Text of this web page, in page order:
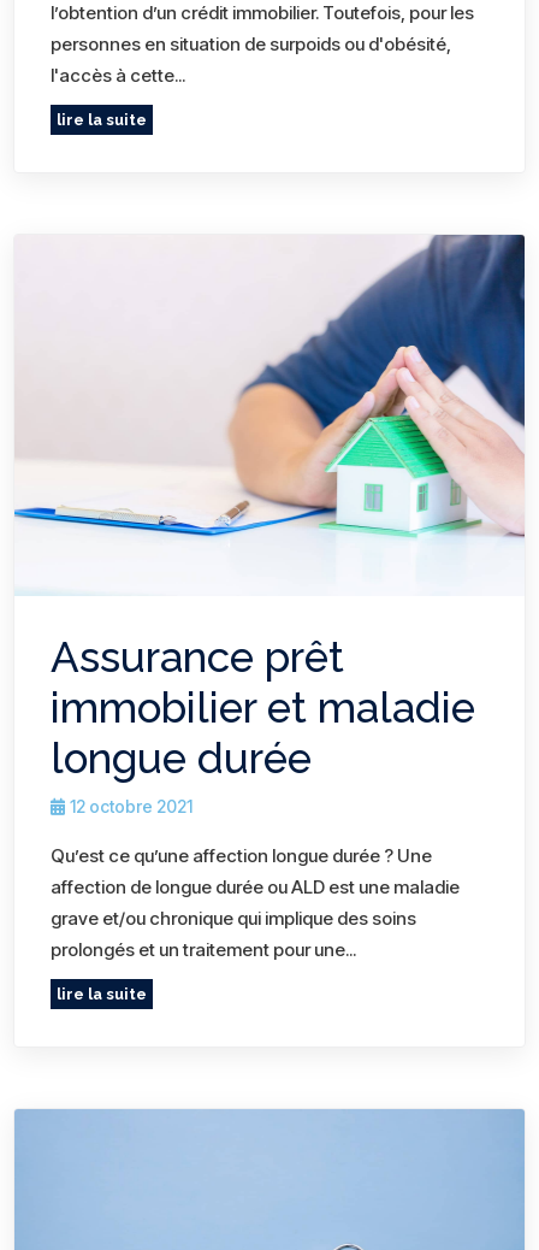
l’obtention d’un crédit immobilier. Toutefois, pour les
personnes en situation de surpoids ou d'obésité,
l'accès à cette...
lire la suite
Assurance prêt
immobilier et maladie
longue durée
12 octobre 2021
Qu’est ce qu’une affection longue durée ? Une
affection de longue durée ou ALD est une maladie
grave et/ou chronique qui implique des soins
prolongés et un traitement pour une...
lire la suite